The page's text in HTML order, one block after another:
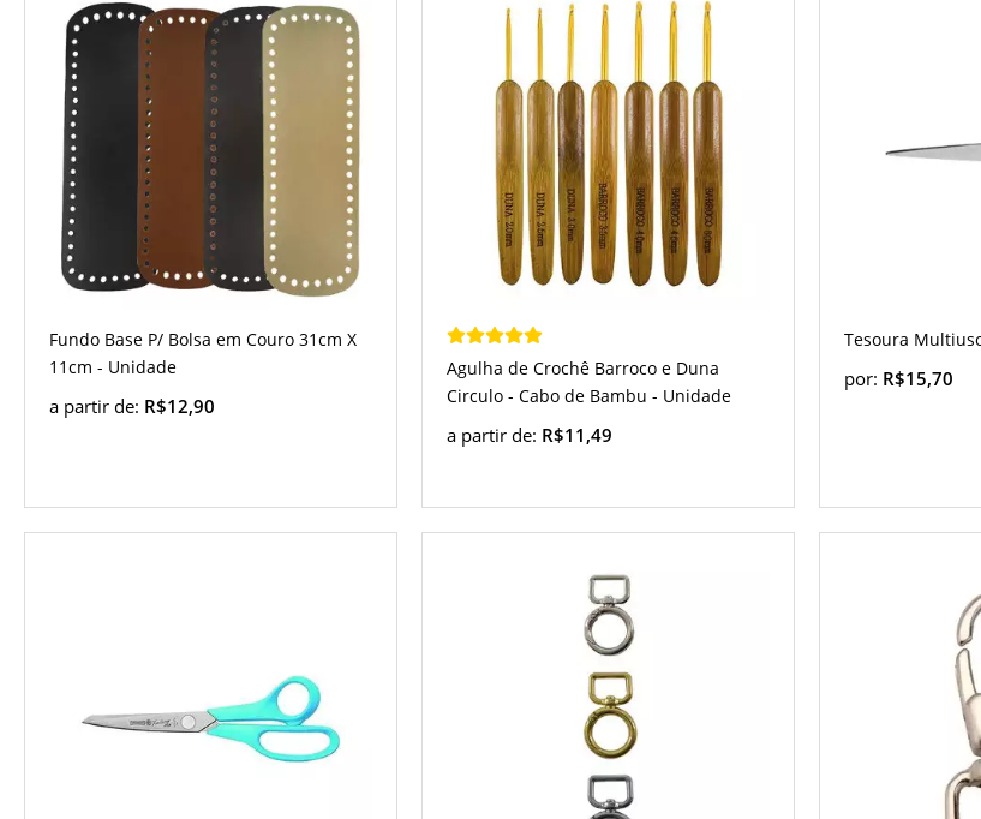
Fundo Base P/ Bolsa em Couro 31cm X
11cm - Unidade
a partir de: R$12,90
Agulha de Crochê Barroco e Duna
Circulo - Cabo de Bambu - Unidade
a partir de: R$11,49
Tesoura
por: R$15,70